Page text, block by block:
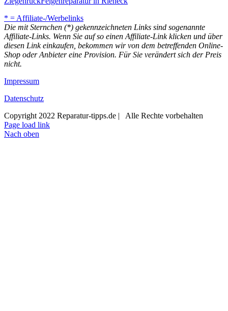
* = Affiliate-/Werbelinks
Die mit Sternchen (*) gekennzeichneten Links sind sogenannte
Affiliate-Links. Wenn Sie auf so einen Affiliate-Link klicken und über
diesen Link einkaufen, bekommen wir von dem betreffenden Online-
Shop oder Anbieter eine Provision. Für Sie verändert sich der Preis
nicht.
Impressum
Datenschutz
Copyright 2022 Reparatur-tipps.de | Alle Rechte vorbehalten
Page load link
Nach oben